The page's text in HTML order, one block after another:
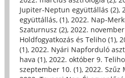
Jupiter-Neptun együttállás (2),
együttállás, (1), 2022. Nap-
Szaturnusz (2), 2022.
Holdfogyatkozás és Teliho (1),
(1), 2022. Nyári Napforduló
hava (1), 2022. október 9.
szeptember 10. (1), 2022. Szűz